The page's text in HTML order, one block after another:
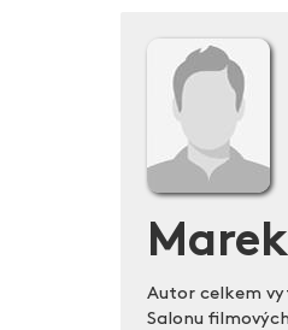
Autor celkem
Salonu